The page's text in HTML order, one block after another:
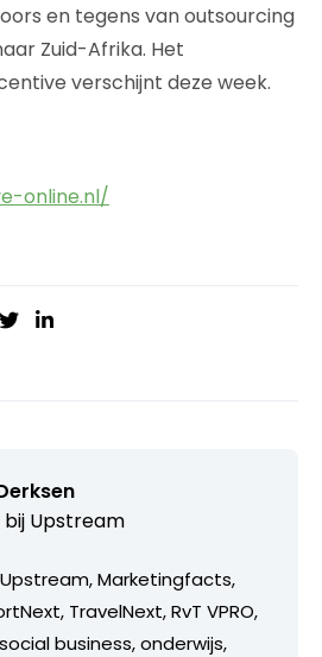
en tegens van outsourcing
Zuid-Afrika. Het
verschijnt deze week.
online.nl/
Upstream
Marketingfacts,
TravelNext, RvT VPRO,
business, onderwijs,